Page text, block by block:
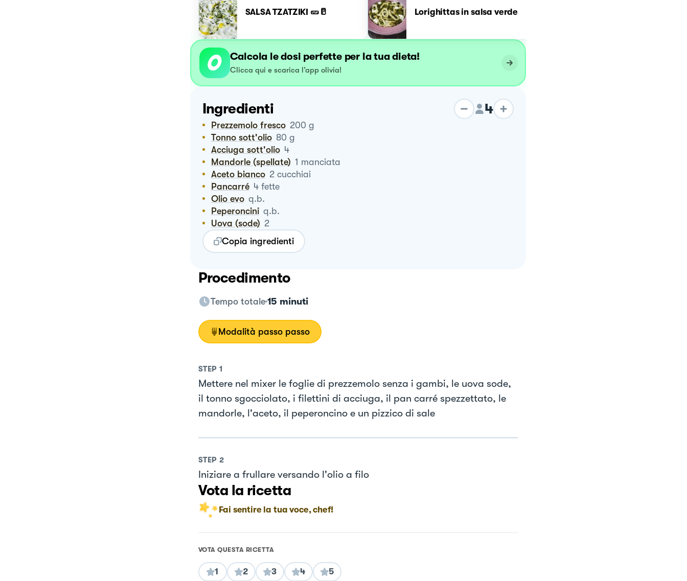
SALSA TZATZIKI 🥒🥛 Lorighittas in salsa verde
Calcola le dosi perfette per la tua dieta!
Clicca qui e scarica l’app olivia!
Ingredienti 4
Prezzemolo fresco 200 g
Tonno sott'olio 80 g
Acciuga sott'olio 4
Mandorle (spellate) 1 manciata
Aceto bianco 2 cucchiai
Pancarré 4 fette
Olio evo q.b.
Peperoncini q.b.
Uova (sode) 2
Copia ingredienti
Procedimento
Tempo totale 15 minuti
Modalità passo passo
STEP 1
Mettere nel mixer le foglie di prezzemolo senza i gambi, le uova sode,
il tonno sgocciolato, i filettini di acciuga, il pan carré spezzettato, le
mandorle, l'aceto, il peperoncino e un pizzico di sale
STEP 2
Iniziare a frullare versando l'olio a filo
Vota la ricetta
Fai sentire la tua voce, chef!
VOTA QUESTA RICETTA
1 2 3 4 5